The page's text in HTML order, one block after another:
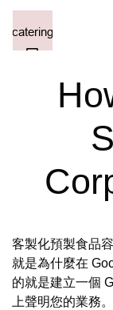
客製化預製食品
就是為什麼在
的就是建立一個
上聲明您的業務